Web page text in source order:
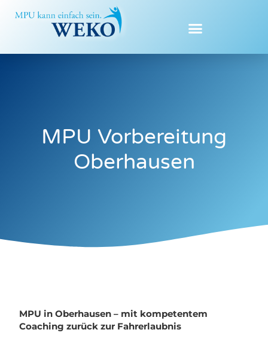
Inhalt
MPU Vorbereitung
Oberhausen
MPU in Oberhausen – mit kompetentem
Coaching zurück zur Fahrerlaubnis